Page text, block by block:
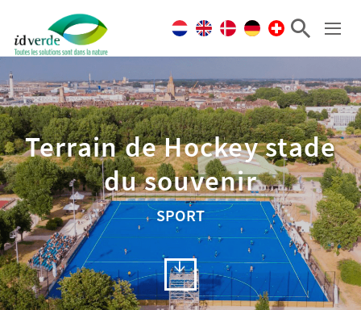
Terrain de Hockey stade
du souvenir
SPORT